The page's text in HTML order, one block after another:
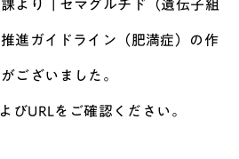
より「セマグルチド（遺伝子組
進ガイドライン（肥満症）の作
ございました。
びURLをご確認ください。